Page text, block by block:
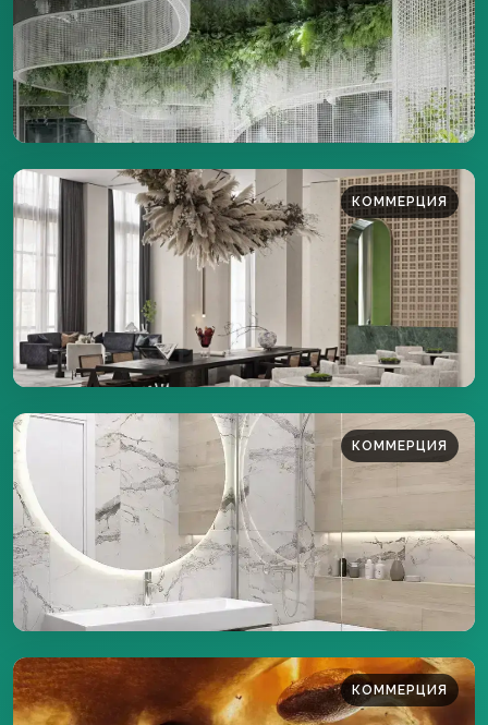
450 м²
ПОДРОБНЕЕ
КОММЕРЦИЯ
150 м²
ПОДРОБНЕЕ
КОММЕРЦИЯ
ПОДРОБНЕЕ
КОММЕРЦИЯ